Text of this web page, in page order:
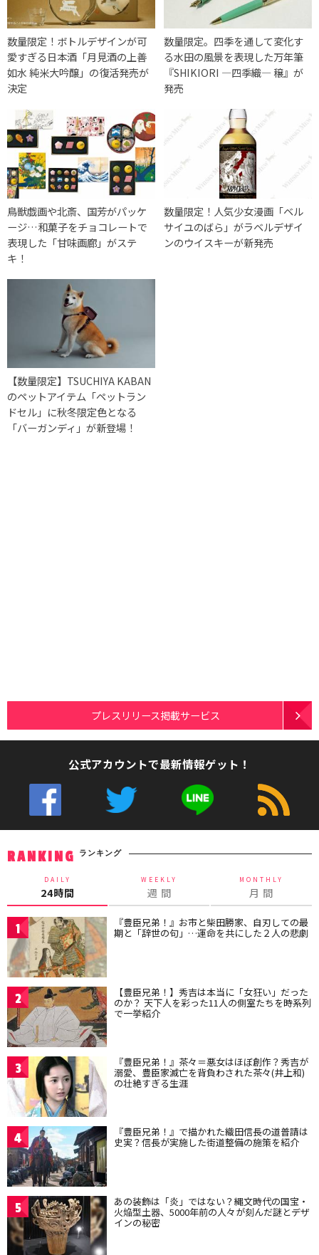
数量限定！ボトルデザインが可
愛すぎる日本酒「月見酒の上善
如水 純米大吟醸」の復活発売が
決定
数量限定。四季を通して変化す
る水田の風景を表現した万年筆
『SHIKIORI ―四季織― 穣』が
発売
鳥獣戯画や北斎、国芳がパッケ
ージ…和菓子をチョコレートで
表現した「甘味画廊」がステ
キ！
数量限定！人気少女漫画「ベル
サイユのばら」がラベルデザイ
ンのウイスキーが新発売
【数量限定】TSUCHIYA KABAN
のペットアイテム「ペットラン
ドセル」に秋冬限定色となる
「バーガンディ」が新登場！
プレスリリース掲載サービス
公式アカウントで最新情報ゲット！
RANKING ランキング
DAILY
24時間
WEEKLY
週 間
MONTHLY
月 間
1 『豊臣兄弟！』お市と柴田勝家、自刃しての最
期と「辞世の句」…運命を共にした２人の悲劇
2 【豊臣兄弟！】秀吉は本当に「女狂い」だった
のか？ 天下人を彩った11人の側室たちを時系列
で一挙紹介
3 『豊臣兄弟！』茶々＝悪女はほぼ創作？秀吉が
溺愛、豊臣家滅亡を背負わされた茶々(井上和)
の壮絶すぎる生涯
4 『豊臣兄弟！』で描かれた織田信長の道普請は
史実？信長が実施した街道整備の施策を紹介
5 あの装飾は「炎」ではない？縄文時代の国宝・
火焔型土器、5000年前の人々が刻んだ謎とデザ
インの秘密